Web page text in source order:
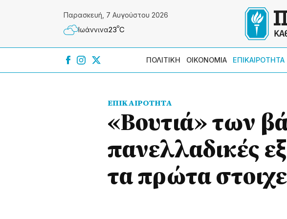
Παρασκευή, 7 Αυγούστου 2026
Ιωάννɩνα23ºC
ΠΟΛΙΤΙΚΗ ΟΙΚΟΝΟΜΙΑ ΕΠΙΚΑΙΡΟΤΗΤΑ
ΕΠΙΚΑΙΡΟΤΗΤΑ
«Βουτιά» των
πανελλαδικές
τα πρώτα